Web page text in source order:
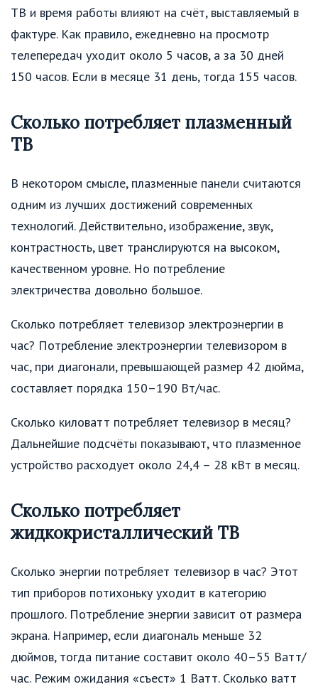
ТВ и время работы влияют на счёт, выставляемый в
фактуре. Как правило, ежедневно на просмотр
телепередач уходит около 5 часов, а за 30 дней
150 часов. Если в месяце 31 день, тогда 155 часов.
Сколько потребляет плазменный
ТВ
В некотором смысле, плазменные панели считаются
одним из лучших достижений современных
технологий. Действительно, изображение, звук,
контрастность, цвет транслируются на высоком,
качественном уровне. Но потребление
электричества довольно большое.
Сколько потребляет телевизор электроэнергии в
час? Потребление электроэнергии телевизором в
час, при диагонали, превышающей размер 42 дюйма,
составляет порядка 150–190 Вт/час.
Сколько киловатт потребляет телевизор в месяц?
Дальнейшие подсчёты показывают, что плазменное
устройство расходует около 24,4 – 28 кВт в месяц.
Сколько потребляет
жидкокристаллический ТВ
Сколько энергии потребляет телевизор в час? Этот
тип приборов потихоньку уходит в категорию
прошлого. Потребление энергии зависит от размера
экрана. Например, если диагональ меньше 32
дюймов, тогда питание составит около 40–55 Ватт/
час. Режим ожидания «съест» 1 Ватт. Сколько ватт